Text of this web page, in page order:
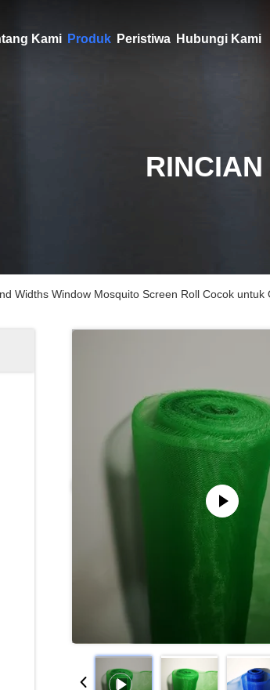
Kami Produk Peristiwa Hubungi Kami
Widths Window Mosquito Screen Roll Cocok untuk